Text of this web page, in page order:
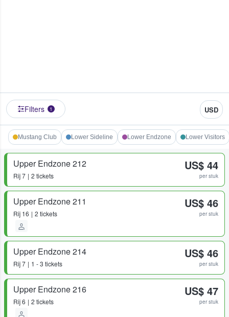
Filters 1 USD
Mustang Club Lower Sideline Lower Endzone Lower Visitors
Upper Endzone 212
Rij7 2 tickets
US$ 44
per stuk
Upper Endzone 211
Rij 16 2 tickets
US$ 46
per stuk
Upper Endzone 214
Rij7 1 - 3 tickets
US$ 46
per stuk
Upper Endzone 216
Rij6 2 tickets
US$ 47
per stuk